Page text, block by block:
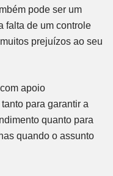
pode ser um
falta de um controle
prejuízos ao seu
apoio
para garantir a
quanto para
quando o assunto